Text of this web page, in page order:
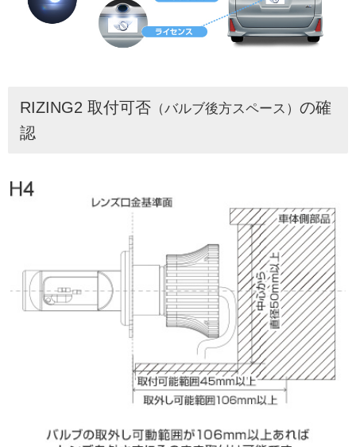
RIZING2 取付可否 （バルブ後方スペース） の確
認